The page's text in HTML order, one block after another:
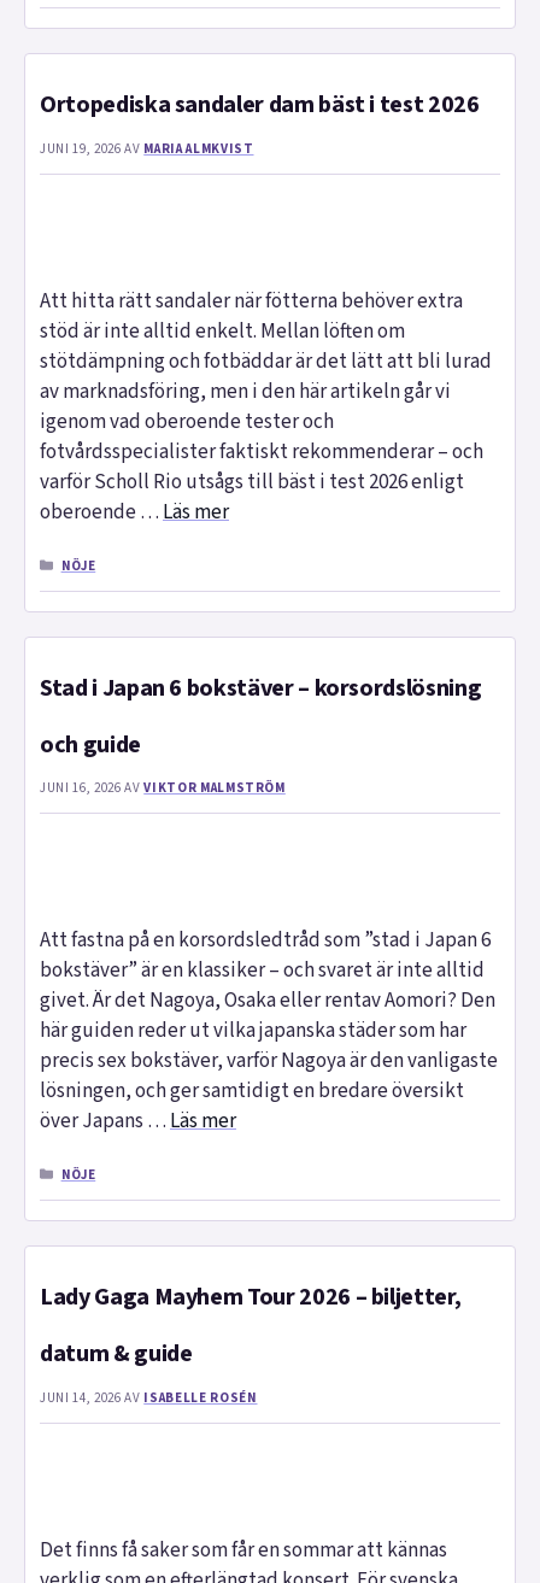
Ortopediska sandaler dam bäst i test 2026
JUNI 19, 2026 AV MARIA ALMKVIST
Att hitta rätt sandaler när fötterna behöver extra
stöd är inte alltid enkelt. Mellan löften om
stötdämpning och fotbäddar är det lätt att bli lurad
av marknadsföring, men i den här artikeln går vi
igenom vad oberoende tester och
fotvårdsspecialister faktiskt rekommenderar – och
varför Scholl Rio utsågs till bäst i test 2026 enligt
oberoende … Läs mer
KATEGORIER
NÖJE
Stad i Japan 6 bokstäver – korsordslösning
och guide
JUNI 16, 2026 AVVIKTOR MALMSTRÖM
Att fastna på en korsordsledtråd som ”stad i Japan 6
bokstäver” är en klassiker – och svaret är inte alltid
givet. Är det Nagoya, Osaka eller rentav Aomori? Den
här guiden reder ut vilka japanska städer som har
precis sex bokstäver, varför Nagoya är den vanligaste
lösningen, och ger samtidigt en bredare översikt
över Japans …Läs mer
KATEGORIER
NÖJE
Lady Gaga Mayhem Tour 2026 – biljetter,
datum & guide
JUNI 14, 2026 AV ISABELLE ROSÉN
Det finns få saker som får en sommar att kännas